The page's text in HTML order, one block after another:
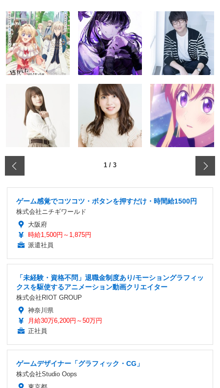
1 / 3
ゲーム感覚でコツコツ・ボタンを押すだけ・時間給1500円
株式会社ニチギワールド
大阪府
時給1,500円～1,875円
派遣社員
「未経験・資格不問」退職金制度あり/モーショングラフィッ
クスを駆使するアニメーション動画クリエイター
株式会社RIOT GROUP
神奈川県
月給30万6,200円～50万円
正社員
ゲームデザイナー「グラフィック・CG」
株式会社Studio Oops